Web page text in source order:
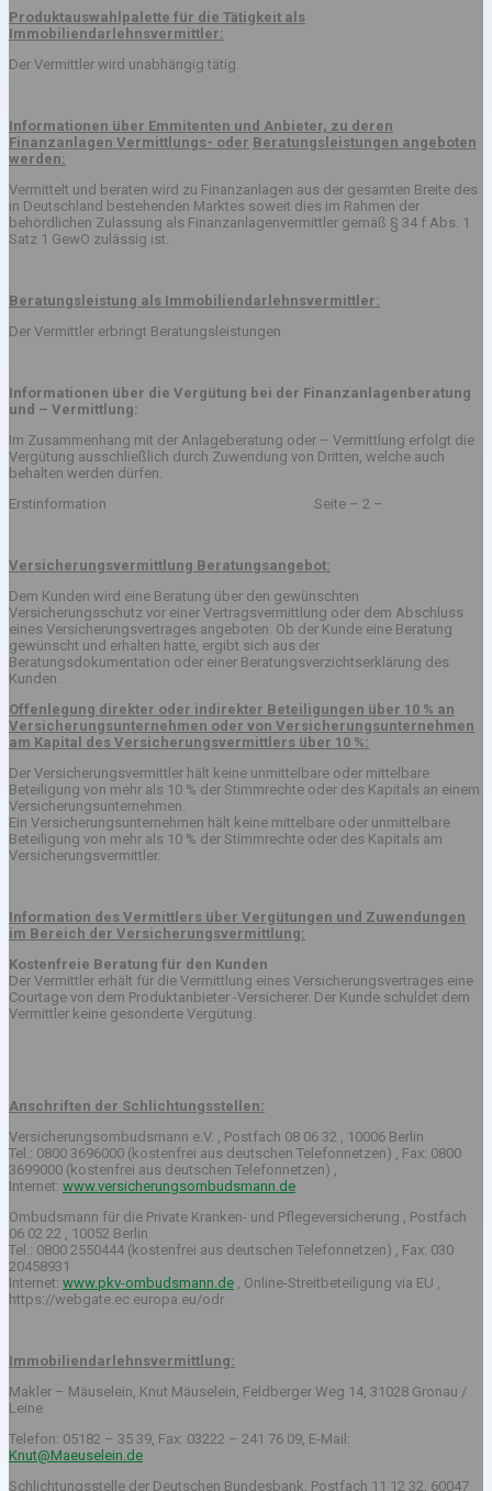
Produktauswahlpalette für die Tätigkeit als
Immobiliendarlehnsvermittler:
Der Vermittler wird unabhängig tätig.
Informationen über Emmitenten und Anbieter, zu deren
Finanzanlagen Vermittlungs- oder Beratungsleistungen angeboten
werden:
Vermittelt und beraten wird zu Finanzanlagen aus der gesamten Breite des
in Deutschland bestehenden Marktes soweit dies im Rahmen der
behördlichen Zulassung als Finanzanlagenvermittler gemäß § 34 f Abs. 1
Satz 1 GewO zulässig ist.
Beratungsleistung als Immobiliendarlehnsvermittler:
Der Vermittler erbringt Beratungsleistungen
Informationen über die Vergütung bei der Finanzanlagenberatung
und – Vermittlung:
Im Zusammenhang mit der Anlageberatung oder – Vermittlung erfolgt die
Vergütung ausschließlich durch Zuwendung von Dritten, welche auch
behalten werden dürfen.
Erstinformation Seite – 2 –
Versicherungsvermittlung Beratungsangebot:
Dem Kunden wird eine Beratung über den gewünschten
Versicherungsschutz vor einer Vertragsvermittlung oder dem Abschluss
eines Versicherungsvertrages angeboten. Ob der Kunde eine Beratung
gewünscht und erhalten hatte, ergibt sich aus der
Beratungsdokumentation oder einer Beratungsverzichtserklärung des
Kunden.
Offenlegung direkter oder indirekter Beteiligungen über 10 % an
Versicherungsunternehmen oder von Versicherungsunternehmen
am Kapital des Versicherungsvermittlers über 10 %:
Der Versicherungsvermittler hält keine unmittelbare oder mittelbare
Beteiligung von mehr als 10 % der Stimmrechte oder des Kapitals an einem
Versicherungsunternehmen.
Ein Versicherungsunternehmen hält keine mittelbare oder unmittelbare
Beteiligung von mehr als 10 % der Stimmrechte oder des Kapitals am
Versicherungsvermittler.
Information des Vermittlers über Vergütungen und Zuwendungen
im Bereich der Versicherungsvermittlung:
Kostenfreie Beratung für den Kunden
Der Vermittler erhält für die Vermittlung eines Versicherungsvertrages eine
Courtage von dem Produktanbieter -Versicherer. Der Kunde schuldet dem
Vermittler keine gesonderte Vergütung.
Anschriften der Schlichtungsstellen:
Versicherungsombudsmann e.V. , Postfach 08 06 32 , 10006 Berlin
Tel.: 0800 3696000 (kostenfrei aus deutschen Telefonnetzen) , Fax: 0800
3699000 (kostenfrei aus deutschen Telefonnetzen) ,
Internet: www.versicherungsombudsmann.de
Ombudsmann für die Private Kranken- und Pflegeversicherung , Postfach
06 02 22 , 10052 Berlin
Tel.: 0800 2550444 (kostenfrei aus deutschen Telefonnetzen) , Fax: 030
20458931
Internet: www.pkv-ombudsmann.de , Online-Streitbeteiligung via EU ,
https://webgate.ec.europa.eu/odr
Immobiliendarlehnsvermittlung:
Makler – Mäuselein, Knut Mäuselein, Feldberger Weg 14, 31028 Gronau /
Leine
Telefon: 05182 – 35 39, Fax: 03222 – 241 76 09, E-Mail:
Knut@Maeuselein.de
Schlichtungsstelle der Deutschen Bundesbank, Postfach 11 12 32, 60047